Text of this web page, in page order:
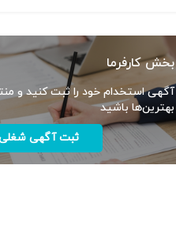
بخش کارفرما
آگهی استخدام خود را ثبت کنید و
بهترین‌ها باشید
ثبت آگهی